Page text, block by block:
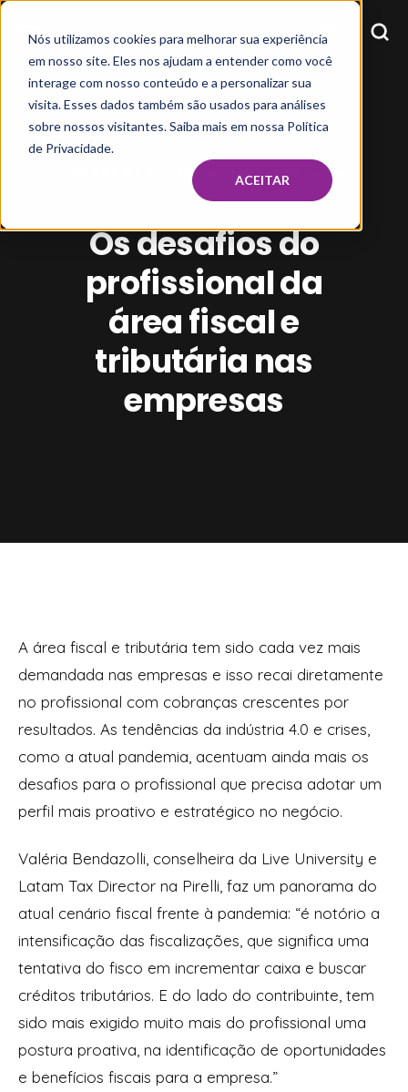
Nós utilizamos cookies para melhorar sua experiência
em nosso site. Eles nos ajudam a entender como você
interage com nosso conteúdo e a personalizar sua
visita. Esses dados também são usados para análises
sobre nossos visitantes. Saiba mais em nossa Política
de Privacidade.
ACEITAR
SEP 14, 2020, 4:36:14 PM
Os desafios do
profissional da
área fiscal e
tributária nas
empresas
A área fiscal e tributária tem sido cada vez mais
demandada nas empresas e isso recai diretamente
no profissional com cobranças crescentes por
resultados. As tendências da indústria 4.0 e crises,
como a atual pandemia, acentuam ainda mais os
desafios para o profissional que precisa adotar um
perfil mais proativo e estratégico no negócio.
Valéria Bendazolli, conselheira da Live University e
Latam Tax Director na Pirelli, faz um panorama do
atual cenário fiscal frente à pandemia: “é notório a
intensificação das fiscalizações, que significa uma
tentativa do fisco em incrementar caixa e buscar
créditos tributários. E do lado do contribuinte, tem
sido mais exigido muito mais do profissional uma
postura proativa, na identificação de oportunidades
e benefícios fiscais para a empresa.”